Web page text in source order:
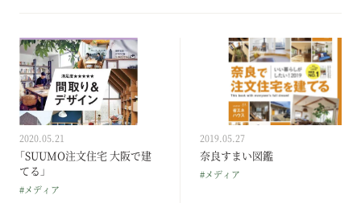
2020.05.21
「SUUMO注文住宅 大阪で建
てる」
#メディア
2019.05.27
奈良すまい図鑑
#メディア